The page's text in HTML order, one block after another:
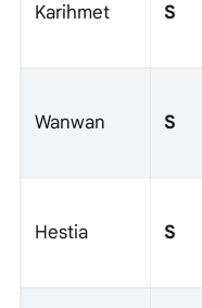
Karihmet S
Wanwan S
Hestia S